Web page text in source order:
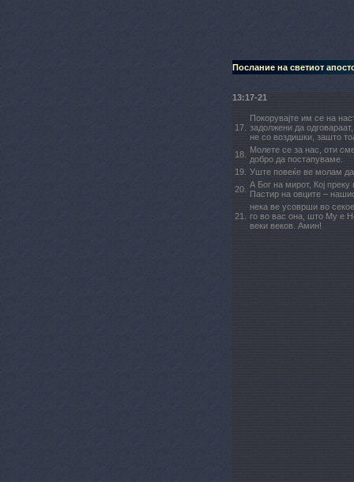
Послание на светиот
13:17-21
17.
Покорувајте им се на
задолжени да
не со воздишки, зашто
18. Молете се за нас, оти
добро да постапуваме.
19. Уште повеќе ве молам
20. А Бог на мирот, Кој
Пастир на овците –
21.
нека ве усоврши во
го во вас она, што Му е
веки веков. Амин!